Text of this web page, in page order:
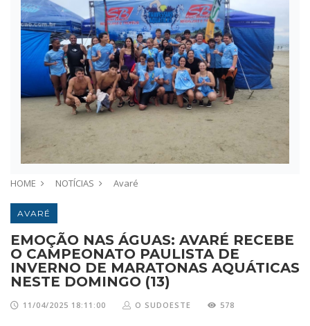
HOME NOTÍCIAS Avaré
AVARÉ
EMOÇÃO NAS ÁGUAS: AVARÉ RECEBE
O CAMPEONATO PAULISTA DE
INVERNO DE MARATONAS AQUÁTICAS
NESTE DOMINGO (13)
11/04/2025 18:11:00 O SUDOESTE 578